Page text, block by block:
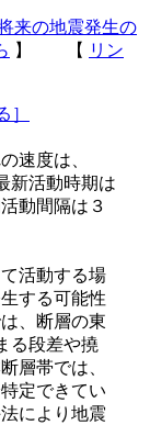
来の地震発生の
】 【 リン
］
速度は、
新活動時期は
動間隔は３
活動する場
する可能性
、断層の東
る段差や撓
層帯では、
定できてい
により地震